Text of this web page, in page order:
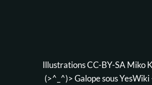
Illustrations CC-BY-SAMiko
(>^_^)> Galope sousYesWiki